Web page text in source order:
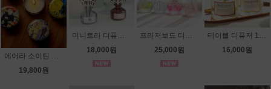
에어라 소이틴 캔들
19,800원
미니트리 디퓨저 70ml
18,000원
프리저브드 디퓨저
25,000원
테이블 디퓨저 100ml
16,000원